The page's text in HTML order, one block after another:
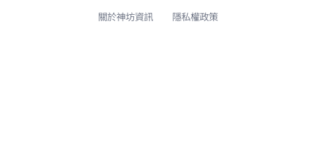
關於神坊資訊 隱私權政策